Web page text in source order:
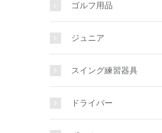
ゴルフ用品
ジュニア
スイング練習器具
ドライバー